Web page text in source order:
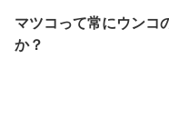
マツコって常にウンコ
か？